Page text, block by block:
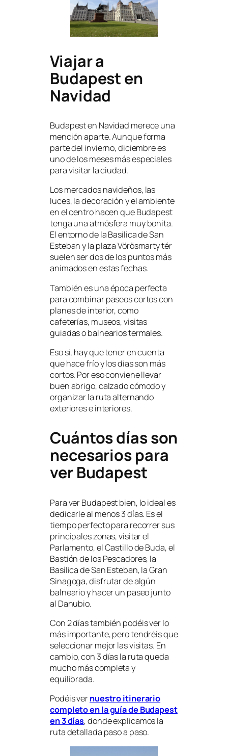
Viajar a
Budapest en
Navidad
Budapest en Navidad merece una
mención aparte. Aunque forma
parte del invierno, diciembre es
uno de los meses más especiales
para visitar la ciudad.
Los mercados navideños, las
luces, la decoración y el ambiente
en el centro hacen que Budapest
tenga una atmósfera muy bonita.
El entorno de la Basílica de San
Esteban y la plaza Vörösmarty tér
suelen ser dos de los puntos más
animados en estas fechas.
También es una época perfecta
para combinar paseos cortos con
planes de interior, como
cafeterías, museos, visitas
guiadas o balnearios termales.
Eso sí, hay que tener en cuenta
que hace frío y los días son más
cortos. Por eso conviene llevar
buen abrigo, calzado cómodo y
organizar la ruta alternando
exteriores e interiores.
Cuántos días son
necesarios para
ver Budapest
Para ver Budapest bien, lo ideal es
dedicarle al menos 3 días. Es el
tiempo perfecto para recorrer sus
principales zonas, visitar el
Parlamento, el Castillo de Buda, el
Bastión de los Pescadores, la
Basílica de San Esteban, la Gran
Sinagoga, disfrutar de algún
balneario y hacer un paseo junto
al Danubio.
Con 2 días también podéis ver lo
más importante, pero tendréis que
seleccionar mejor las visitas. En
cambio, con 3 días la ruta queda
mucho más completa y
equilibrada.
Podéis vernuestro itinerario
completo en la guía de Budapest
en 3 días, donde explicamos la
ruta detallada paso a paso.